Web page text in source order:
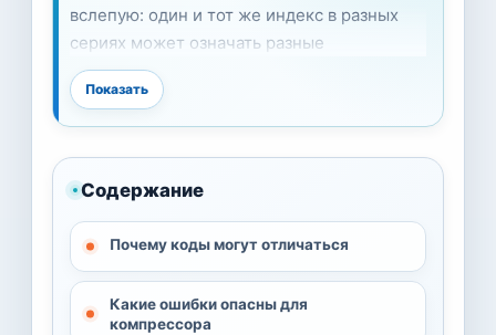
вслепую: один и тот же индекс в разных
сериях может означать разные
неисправности. Сначала нужно
зафиксировать точную модель, сам код и
поведение блока. Перезапуск уместен
только для ограниченного числа сбоев.
Если на экране или по индикации видны
ошибки, связанные с перегревом,
давлением, токовой защитой, наружным
блоком или компрессором, технику лучше
не мучить повторными включениями.
Показать
Содержание
Почему коды могут отличаться
Какие ошибки опасны для
компрессора